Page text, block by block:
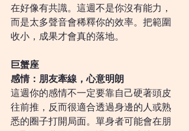
在好像有共識。這週不是你沒有能力，
而是太多聲音會稀釋你的效率。把範圍
收小，成果才會真的落地。
巨蟹座
感情：朋友牽線，心意明朗
這週你的感情不一定要靠自己硬著頭皮
往前推，反而很適合透過身邊的人或熟
悉的圈子打開局面。單身者可能會在朋